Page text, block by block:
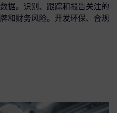
据。识别、跟踪和报告关注的
和财务风险。开发环保、合规